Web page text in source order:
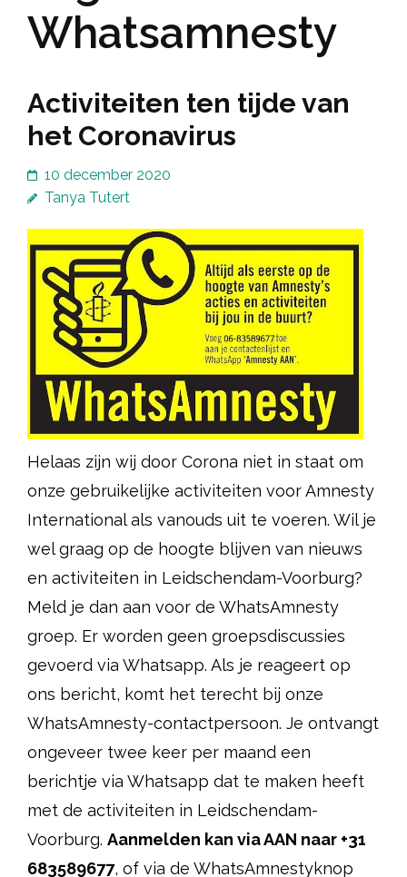
Whatsamnesty
Activiteiten ten tijde van
het Coronavirus
10 december 2020
Tanya Tutert
Helaas zijn wij door Corona niet in staat om
onze gebruikelijke activiteiten voor Amnesty
International als vanouds uit te voeren. Wil je
wel graag op de hoogte blijven van nieuws
en activiteiten in Leidschendam-Voorburg?
Meld je dan aan voor de WhatsAmnesty
groep. Er worden geen groepsdiscussies
gevoerd via Whatsapp. Als je reageert op
ons bericht, komt het terecht bij onze
WhatsAmnesty-contactpersoon. Je ontvangt
ongeveer twee keer per maand een
berichtje via Whatsapp dat te maken heeft
met de activiteiten in Leidschendam-
Voorburg. Aanmelden kan via AAN naar +31
683589677, of via de WhatsAmnestyknop